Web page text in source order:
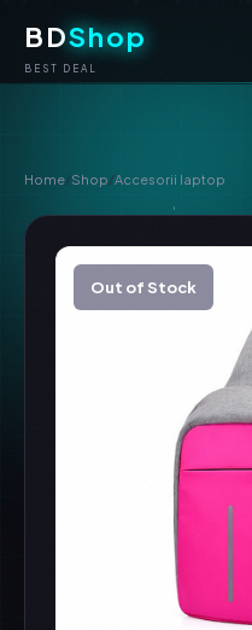
BDShop
BEST DEAL
Home/Shop/Accesorii laptop
Out of Stock